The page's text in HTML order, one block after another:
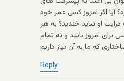
آیا اگر امروز کسی عمر خود
او نباید خندید؟ به هر
برای امروز باشد و نه تمام
Reply